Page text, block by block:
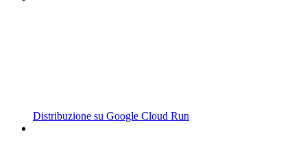
Distribuzione su Google Cloud Run